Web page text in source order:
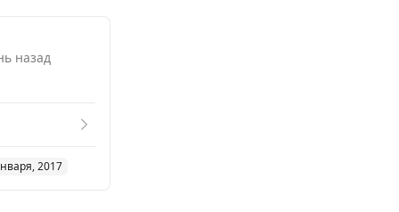
назад
2017